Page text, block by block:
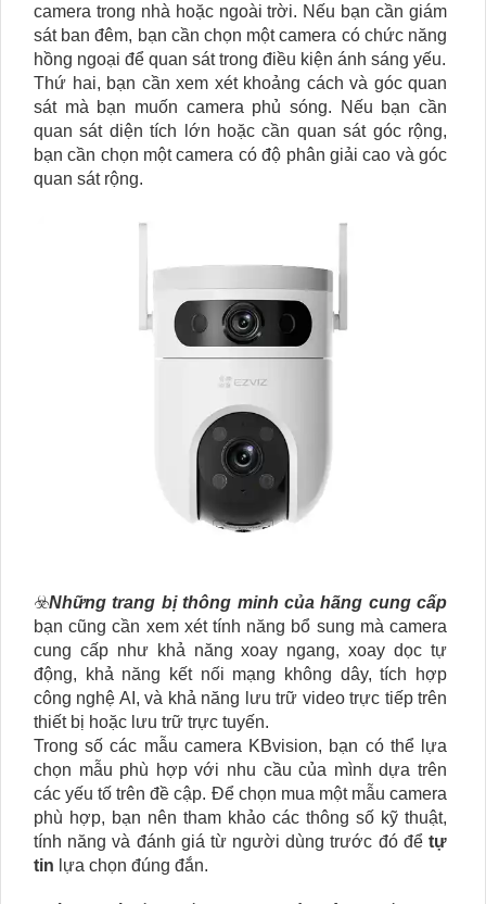
camera trong nhà hoặc ngoài trời. Nếu bạn cần giám
sát ban đêm, bạn cần chọn một camera có chức năng
hồng ngoại để quan sát trong điều kiện ánh sáng yếu.
Thứ hai, bạn cần xem xét khoảng cách và góc quan
sát mà bạn muốn camera phủ sóng. Nếu bạn cần
quan sát diện tích lớn hoặc cần quan sát góc rộng,
bạn cần chọn một camera có độ phân giải cao và góc
quan sát rộng.
☣️Những trang bị thông minh của hãng cung cấp
bạn cũng cần xem xét tính năng bổ sung mà camera
cung cấp như khả năng xoay ngang, xoay dọc tự
động, khả năng kết nối mạng không dây, tích hợp
công nghệ AI, và khả năng lưu trữ video trực tiếp trên
thiết bị hoặc lưu trữ trực tuyến.
Trong số các mẫu camera KBvision, bạn có thể lựa
chọn mẫu phù hợp với nhu cầu của mình dựa trên
các yếu tố trên đề cập. Để chọn mua một mẫu camera
phù hợp, bạn nên tham khảo các thông số kỹ thuật,
tính năng và đánh giá từ người dùng trước đó để tự
tin lựa chọn đúng đắn.